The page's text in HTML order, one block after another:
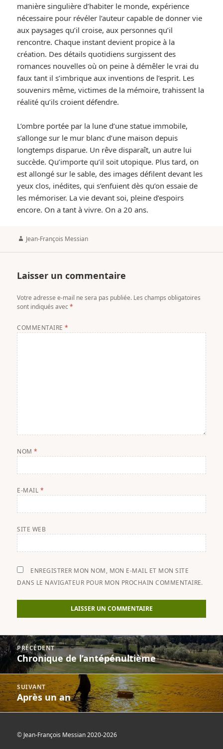
manière singulière d’habiter le monde, expérience
nécessaire pour révéler l’auteur capable de donner vie
aux paysages qu’il croise, aux personnes qu’il
rencontre. Chaque instant devient propice à la
création. Des détails quotidiens surgissent des
romances nouvelles où on peine à démêler le vrai du
faux tant il s’imbrique aux inventions de l’esprit. Les
souvenirs même, victimes de la mémoire, trahissent la
réalité qu’ils croient défendre.
L’ombre portée par la lune d’une statue immobile,
s’allonge sur le mur blanc d’une maison depuis
longtemps disparue. Un rêve disparaît, un autre lui
succède. Qu’importe qu’il soit utopique. Plus tard, on
est allongé sur le sable, des images défilent devant les
yeux clos, inédites, qui s’enfuient dès qu’on essaie de
les mémoriser. La vie devant soi, pleine d’espoirs
encore. On a tant à vivre. On a 20 ans.
Author
Jean-François Messian
Laisser un commentaire
Votre adresse e-mail ne sera pas publiée. Les champs obligatoires
sont indiqués avec*
COMMENTAIRE*
NOM*
E-MAIL *
SITE WEB
ENREGISTRER MON NOM, MON E-MAIL ET MON SITE
DANS LE NAVIGATEUR POUR MON PROCHAIN COMMENTAIRE.
Navigation
de
l’article
PRÉCÉDENT
Previous
post:
Chronique de l’antépénultième
SUIVANT
Next
post:
Après un an
© Jean-François Messian 2020-2026